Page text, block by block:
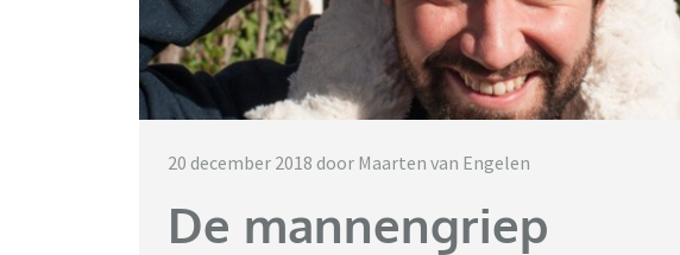
20 december 2018 door Maarten van Engelen
De mannengriep